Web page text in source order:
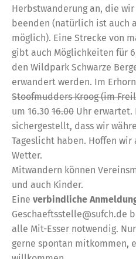
Herbstwanderung an, die
beenden (natürlich ist auch
möglich). Eine Strecke von
gibt auch Möglichkeiten für
den Wildpark Schwarze
erwandert werden. Im
Stoofmudders Kroog (im
um 16.30 16.00 Uhr erwartet.
sichergestellt, dass wir
Tageslicht haben. Hoffen
Wetter.
Mitwandern können
und auch Kinder.
Eine verbindliche
Geschaeftsstelle@sufch.de
alle Mit-Esser notwendig.
gerne spontan mitkommen,